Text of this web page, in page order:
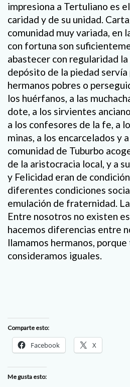
impresiona a Tertuliano es
caridad y de su unidad.
comunidad muy variada, en
con fortuna son
abastecer con regularidad la
depósito de la piedad servía
hermanos pobres o
los huérfanos, a las
dote, a los sirvientes
a los confesores de la fe, a
minas, a los encarcelados y
comunidad de Tuburbo
de la aristocracia local, y a
y Felicidad eran de
diferentes condiciones
emulación de fraternidad.
Entre nosotros no existen
hacemos diferencias entre
llamamos hermanos,
consideramos iguales.
Comparte esto:
Facebook X
Me gusta esto: